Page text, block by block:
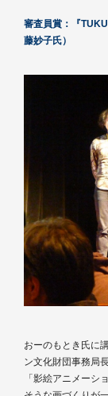
審査員賞：『
藤妙子氏）
おーのもとき氏に
ン文化財団事務局長
「影絵アニメーシ